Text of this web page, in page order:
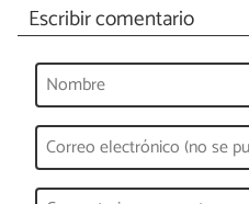
Escribir comentario